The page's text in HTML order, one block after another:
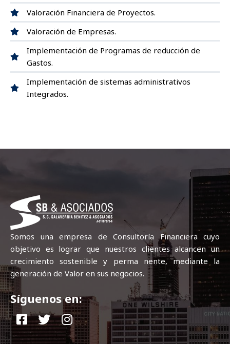
Valoración Financiera de Proyectos.
Valoración de Empresas.
Implementación de Programas de reducción de
Gastos.
Implementación de sistemas administrativos
Integrados.
Somos una empresa de Consultoría Financiera cuyo
objetivo es lograr que nuestros clientes alcancen un
crecimiento sostenible y perma nente, mediante la
generación de Valor en sus negocios.
Síguenos en: